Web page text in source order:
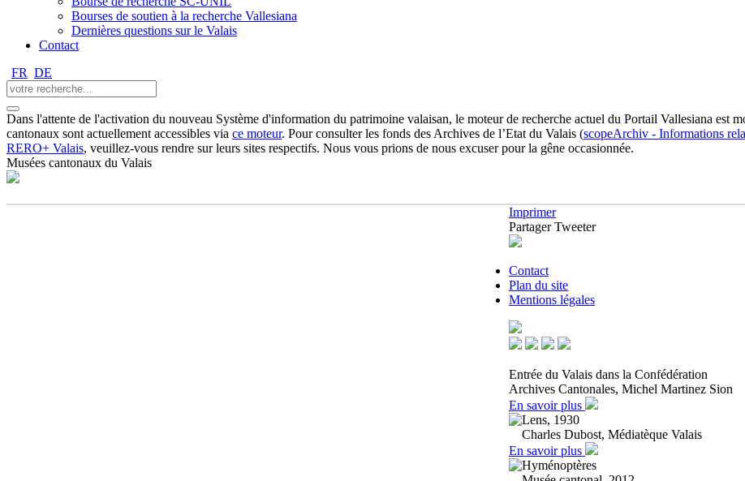
Bourses de soutien à la recherche Vallesiana
Dernières questions sur le Valais
Contact
FR DE
Dans l'attente de l'activation du nouveau Système d'information du patrimoine valaisan, le moteur de recherche actuel du Portail Vallesiana est
cantonaux sont actuellement accessibles via ce moteur. Pour consulter les fonds des Archives de l’Etat du Valais (scopeArchiv - Informations
RERO+ Valais, veuillez-vous rendre sur leurs sites respectifs. Nous vous prions de nous excuser pour la gêne occasionnée.
Musées cantonaux du Valais
Imprimer
Partager Tweeter
Contact
Plan du site
Mentions légales
Entrée du Valais dans la Confédération
Archives Cantonales, Michel Martinez Sion
En savoir plus
Lens, 1930
Charles Dubost, Médiatèque Valais
En savoir plus
Hyménoptères